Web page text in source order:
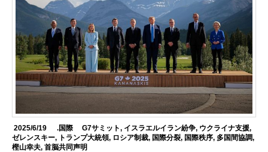
2025/6/19 .国際 G7サミット, イスラエルイラン紛争, ウクライナ支援,
ゼレンスキー, トランプ大統領, ロシア制裁, 国際分裂, 国際秩序,多国間協調,
樫山幸夫,首脳共同声明